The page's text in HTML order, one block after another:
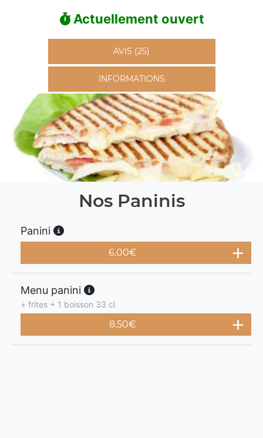
Actuellement ouvert
AVIS (25)
INFORMATIONS
Nos Paninis
Panini
6.00€
Menu panini
+ frites + 1 boisson 33 cl
8.50€